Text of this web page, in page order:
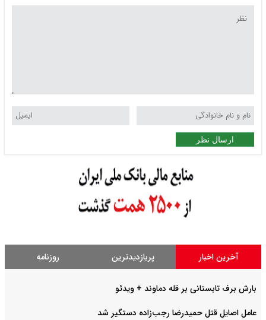
ارسال نظر
آخرین اخبار پربازدیدترین روزنامه
بارش برف تابستانی بر قله دماوند + ویدئو
عامل اصایل قتل حمیدرضا رجب‌‌زاده دستگیر شد